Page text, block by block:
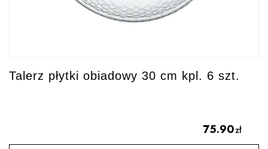
Talerz płytki obiadowy 30 cm kpl. 6 szt.
75.90zł